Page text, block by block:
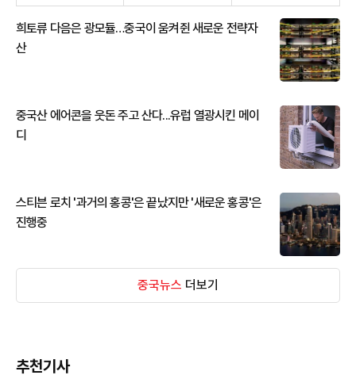
희토류 다음은 광모듈…중국이 움켜쥔 새로운 전략자
산
중국산 에어콘을 웃돈 주고 산다...유럽 열광시킨 메이
디
스티븐 로치 '과거의 홍콩'은 끝났지만 '새로운 홍콩'은
진행중
중국뉴스 더보기
추천기사